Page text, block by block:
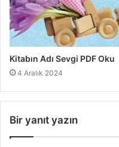
Kitabın Adı Sevgi PDF Oku
4 Aralık 2024
Bir yanıt yazın